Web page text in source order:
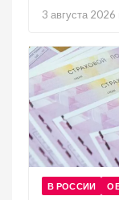
3 августа 2026
В РОССИИ